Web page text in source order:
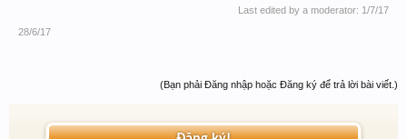
Last edited by a moderator: 1/7/17
28/6/17
(Bạn phải Đăng nhập hoặc Đăng ký để trả lời bài viết.)